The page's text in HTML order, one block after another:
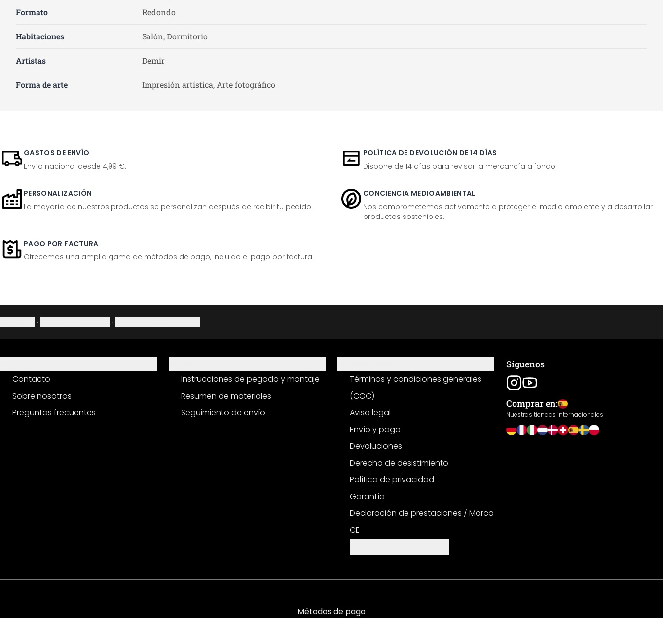
Formato Redondo
Habitaciones Salón, Dormitorio
Artistas Demir
Forma de arte Impresión artística, Arte fotográfico
GASTOS DE ENVÍO
Envío nacional desde 4,99 €.
POLÍTICA DE DEVOLUCIÓN DE 14 DÍAS
Dispone de 14 días para revisar la mercancía a fondo.
PERSONALIZACIÓN
La mayoría de nuestros productos se personalizan después de recibir tu pedido.
CONCIENCIA MEDIOAMBIENTAL
Nos comprometemos activamente a proteger el medio ambiente y a desarrollar
productos sostenibles.
PAGO POR FACTURA
Ofrecemos una amplia gama de métodos de pago, incluido el pago por factura.
· ·
Contacto
Sobre nosotros
Preguntas frecuentes
Instrucciones de pegado y montaje
Resumen de materiales
Seguimiento de envío
Términos y condiciones generales
(CGC)
Aviso legal
Envío y pago
Devoluciones
Derecho de desistimiento
Política de privacidad
Garantía
Declaración de prestaciones / Marca
CE
Síguenos
Comprar en:
Nuestras tiendas internacionales
Métodos de pago